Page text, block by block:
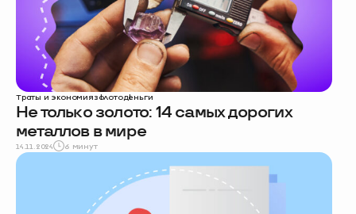
Траты и экономиязолотоденьги
Не только золото: 14 самых дорогих
металлов в мире
14.11.2024 6 минут